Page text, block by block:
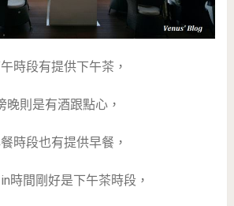
時段有提供下午茶，
晚則是有酒跟點心，
時段也有提供早餐，
時間剛好是下午茶時段，